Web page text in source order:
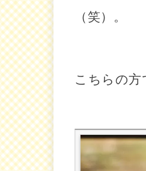
（笑）。
こちらの方